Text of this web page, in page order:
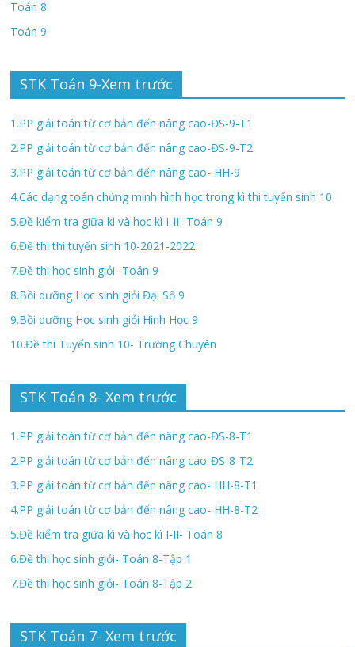
Toán 8
Toán 9
STK Toán 9-Xem trước
1.PP giải toán từ cơ bản đến nâng cao-ĐS-9-T1
2.PP giải toán từ cơ bản đến nâng cao-ĐS-9-T2
3.PP giải toán từ cơ bản đến nâng cao- HH-9
4.Các dạng toán chứng minh hình học trong kì thi tuyển sinh 10
5.Đề kiểm tra giữa kì và học kì I-II- Toán 9
6.Đề thi thi tuyển sinh 10-2021-2022
7.Đề thi học sinh giỏi- Toán 9
8.Bồi dưỡng Học sinh giỏi Đại Số 9
9.Bồi dưỡng Học sinh giỏi Hình Học 9
10.Đề thi Tuyển sinh 10- Trường Chuyên
STK Toán 8- Xem trước
1.PP giải toán từ cơ bản đến nâng cao-ĐS-8-T1
2.PP giải toán từ cơ bản đến nâng cao-ĐS-8-T2
3.PP giải toán từ cơ bản đến nâng cao- HH-8-T1
4.PP giải toán từ cơ bản đến nâng cao- HH-8-T2
5.Đề kiểm tra giữa kì và học kì I-II- Toán 8
6.Đề thi học sinh giỏi- Toán 8-Tập 1
7.Đề thi học sinh giỏi- Toán 8-Tập 2
STK Toán 7- Xem trước